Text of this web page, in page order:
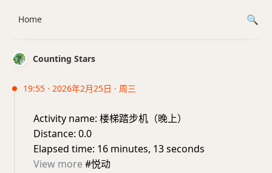
Counting Stars
19:55 · 2026年2月25日 · 周三
Activity name: 楼梯踏步机（晚上）
Distance: 0.0
Elapsed time: 16 minutes, 13 seconds
View more#悦动
Home